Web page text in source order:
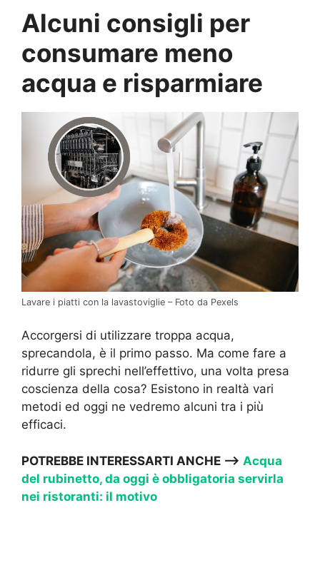
Alcuni consigli per
consumare meno
acqua e risparmiare
Lavare i piatti con la lavastoviglie – Foto da Pexels
Accorgersi di utilizzare troppa acqua,
sprecandola, è il primo passo. Ma come fare a
ridurre gli sprechi nell’effettivo, una volta presa
coscienza della cosa? Esistono in realtà vari
metodi ed oggi ne vedremo alcuni tra i più
efficaci.
POTREBBE INTERESSARTI ANCHE —-> Acqua
del rubinetto, da oggi è obbligatoria servirla
nei ristoranti: il motivo